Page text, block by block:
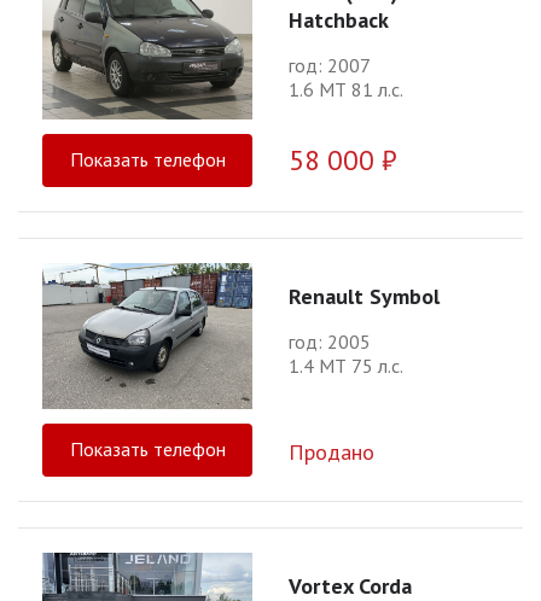
Hatchback
год: 2007
1.6 МТ 81 л.с.
Показать телефон 58 000 ₽
Renault Symbol
год: 2005
1.4 МТ 75 л.с.
Показать телефон Продано
Vortex Corda